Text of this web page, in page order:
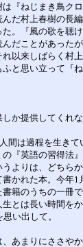
は『ねじまき鳥ク
んだ村上春樹の長
た。『風の歌を聴
んだことがあった
れ以来しばらく村
ふと思い立って『
しか提供してくれ
間は過程を生きて
の『英語の習得法
うよりは、どちら
書かれた本。今年
書籍のうちの一冊
生とは長い時間を
い出して。
、あまりにささや